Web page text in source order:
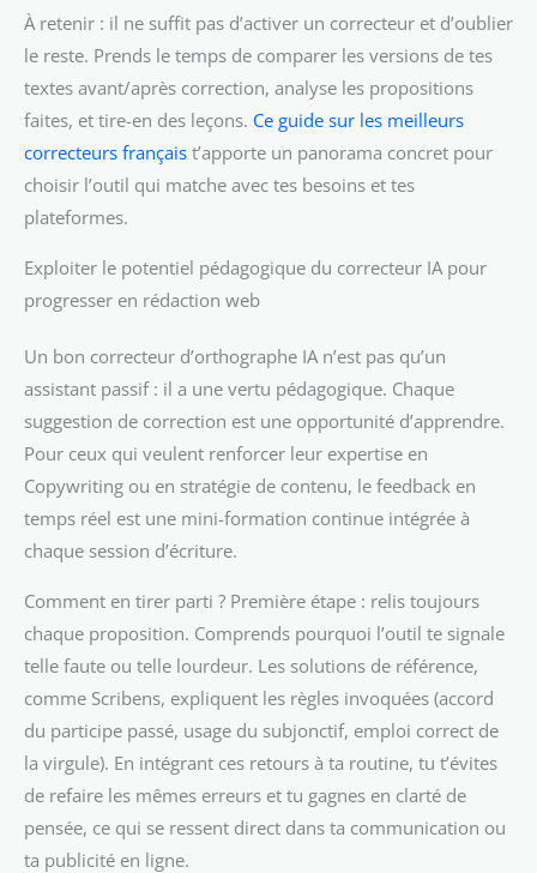
À retenir : il ne suffit pas d’activer un correcteur et d’oublier
le reste. Prends le temps de comparer les versions de tes
textes avant/après correction, analyse les propositions
faites, et tire-en des leçons. Ce guide sur les meilleurs
correcteurs français t’apporte un panorama concret pour
choisir l’outil qui matche avec tes besoins et tes
plateformes.
Exploiter le potentiel pédagogique du correcteur IA pour
progresser en rédaction web
Un bon correcteur d’orthographe IA n’est pas qu’un
assistant passif : il a une vertu pédagogique. Chaque
suggestion de correction est une opportunité d’apprendre.
Pour ceux qui veulent renforcer leur expertise en
Copywriting ou en stratégie de contenu, le feedback en
temps réel est une mini-formation continue intégrée à
chaque session d’écriture.
Comment en tirer parti ? Première étape : relis toujours
chaque proposition. Comprends pourquoi l’outil te signale
telle faute ou telle lourdeur. Les solutions de référence,
comme Scribens, expliquent les règles invoquées (accord
du participe passé, usage du subjonctif, emploi correct de
la virgule). En intégrant ces retours à ta routine, tu t’évites
de refaire les mêmes erreurs et tu gagnes en clarté de
pensée, ce qui se ressent direct dans ta communication ou
ta publicité en ligne.